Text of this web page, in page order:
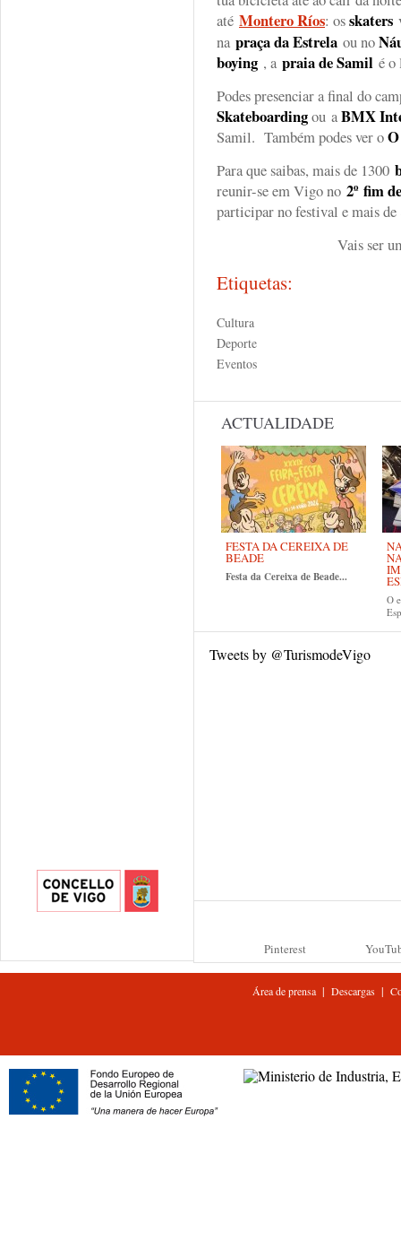
até Montero Ríos: osskaters
na praça da Estrela ou no
boying , a praia de Samil é o
Podes presenciar a final do
Skateboardingou aBMX
Samil. Também podes ver o
Para que saibas, mais de 1300
reunir-se em Vigo no 2º fim
participar no festival e mais de
Vais ser
Etiquetas:
Cultura
Deporte
Eventos
ACTUALIDADE
FESTA DA CEREIXA DE
BEADE
Festa da Cereixa de Beade...
O
Tweets by @TurismodeVigo
Pinterest
Área de prensa| Descargas|